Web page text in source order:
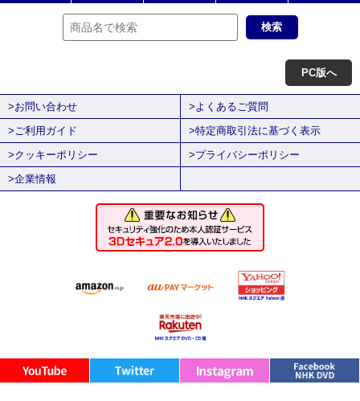
PC版へ
>お問い合わせ
>よくあるご質問
>ご利用ガイド
>特定商取引法に基づく表示
>クッキーポリシー
>プライバシーポリシー
>企業情報